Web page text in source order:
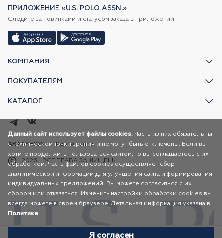
КОМПАНИЯ
ПОКУПАТЕЛЯМ
КАТАЛОГ
ПРИЛОЖЕНИЕ «U.S. POLO ASSN.»
Следите за новинками и статусом заказа в приложении
2026 ВСЕ ПРАВА ЗАЩИЩЕНЫ
AR FASHION Карта сайта
Данный сайт использует файлы cookies. Часть из них обязательны
с технической точки зрения и не могут быть отключены. Если вы
хотите продолжить пользоваться сайтом, то вы соглашаетесь с их
обработкой. Часть файлов cookies осуществляет сбор
аналитической информации для улучшения сайта и формирования
индивидуальных предложений. Вы можете согласиться с их
сбором или отказаться. Изменить настройки обработки cookies вы
всегда можете в своем браузере. Детальная информация указана в
Политике
Я согласен